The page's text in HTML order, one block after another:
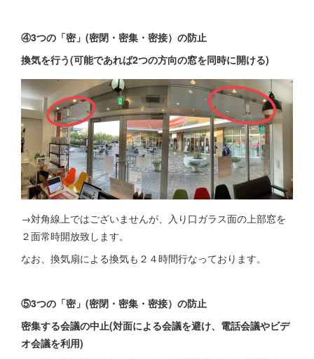
④3つの「密」(密閉・密集・密接）の防止
換気を行う(可能であれば2つの方向の窓を同時に開ける)
→対角線上ではございませんが、入り口ガラス面の上部窓を
２面常時開放致します。
なお、換気扇による換気も２４時間行なっております。
⑤3つの「密」(密閉・密集・密接）の防止
密集する会議の中止(対面による会議を避け、電話会議やビデ
オ会議を利用)